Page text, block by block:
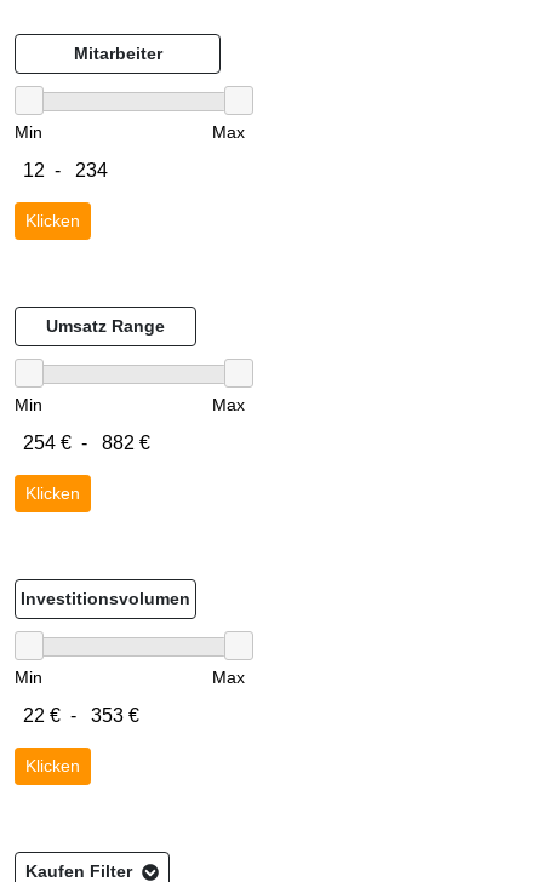
Mitarbeiter
Min Max
Klicken
Umsatz Range
Min Max
Klicken
Investitionsvolumen
Min Max
Klicken
Kaufen Filter